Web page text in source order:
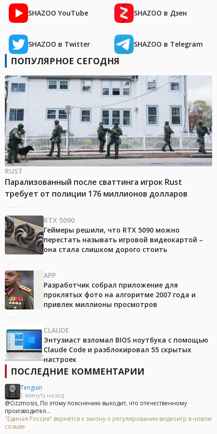
SHAZOO YouTube SHAZOO в Дзен
SHAZOO в Twitter SHAZOO в Telegram
ПОПУЛЯРНОЕ СЕГОДНЯ
RUST
Парализованный после сваттинга игрок Rust
требует от полиции 176 миллионов долларов
RTX 5090
Геймеры решили, что RTX 5090 можно
перестать называть игровой видеокартой –
она стала слишком дорого стоить
APP
Разработчик собрал приложение для
проклятых фото на алгоритме 2007 года и
привлек миллионы просмотров
CLAUDE
Энтузиаст взломал BIOS ноутбука с помощью
Claude Code и разблокировал 55 скрытых
настроек
ПОСЛЕДНИЕ КОММЕНТАРИИ
Tenguin
1 минуту назад
@Ozzmosis, По этому пояснению выходит, что отечественному
производител...
"Единая Россия" вернётся к закону о регулировании видеоигр в новом
созыве